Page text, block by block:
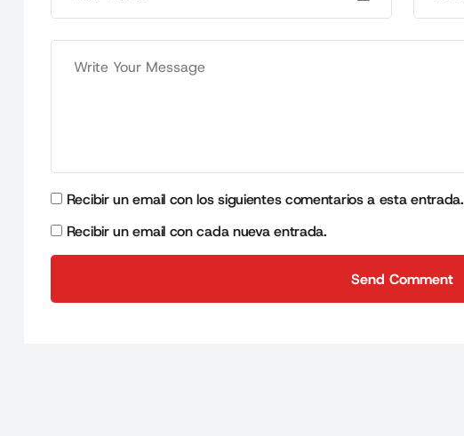
Recibir un email con los siguientes comentarios a esta entrada.
Recibir un email con cada nueva entrada.
Send Comment